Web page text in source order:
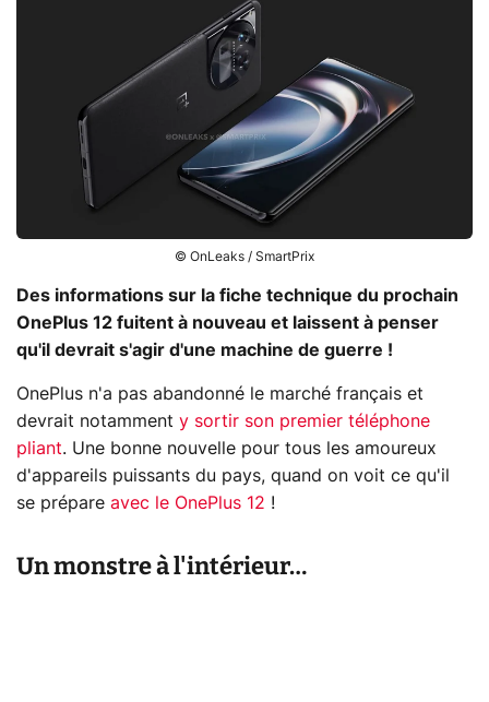
© OnLeaks / SmartPrix
Des informations sur la fiche technique du prochain
OnePlus 12 fuitent à nouveau et laissent à penser
qu'il devrait s'agir d'une machine de guerre !
OnePlus n'a pas abandonné le marché français et
devrait notamment y sortir son premier téléphone
pliant. Une bonne nouvelle pour tous les amoureux
d'appareils puissants du pays, quand on voit ce qu'il
se prépare avec le OnePlus 12 !
Un monstre à l'intérieur…